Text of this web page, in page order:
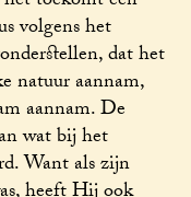
volgens het
dat het
natuur aannam,
aannam. De
wat bij het
Want als zijn